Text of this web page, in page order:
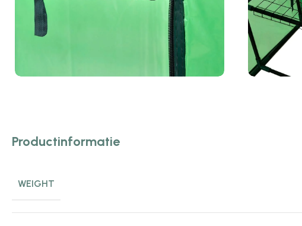
Productinformatie
WEIGHT